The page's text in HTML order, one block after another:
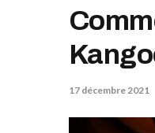
17 décembre 2021